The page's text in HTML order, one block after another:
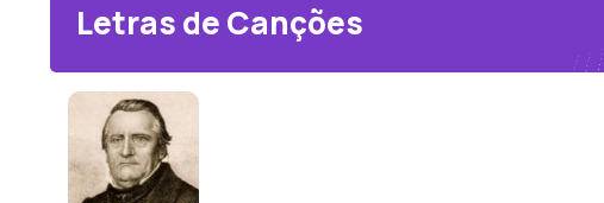
Letras de Canções